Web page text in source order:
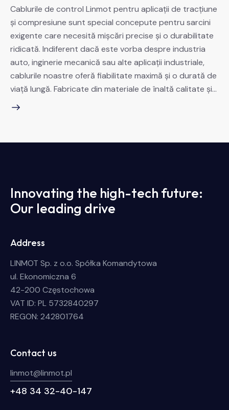
Cablurile de control Linmot pentru aplicații de tracțiune
și compresiune sunt special concepute pentru sarcini
exigente care necesită mișcări precise și o durabilitate
ridicată. Indiferent dacă este vorba despre industria
auto, inginerie mecanică sau alte aplicații industriale,
cablurile noastre oferă fiabilitate maximă și o durată de
viață lungă. Fabricate din materiale de înaltă calitate și…
Innovating the high-tech future:
Our leading drive
Address
LINMOT Sp. z o.o. Spółka Komandytowa
ul. Ekonomiczna 6
42-200 Częstochowa
VAT ID: PL 5732840297
REGON: 242801764
Contact us
linmot@linmot.pl
+48 34 32-40-147